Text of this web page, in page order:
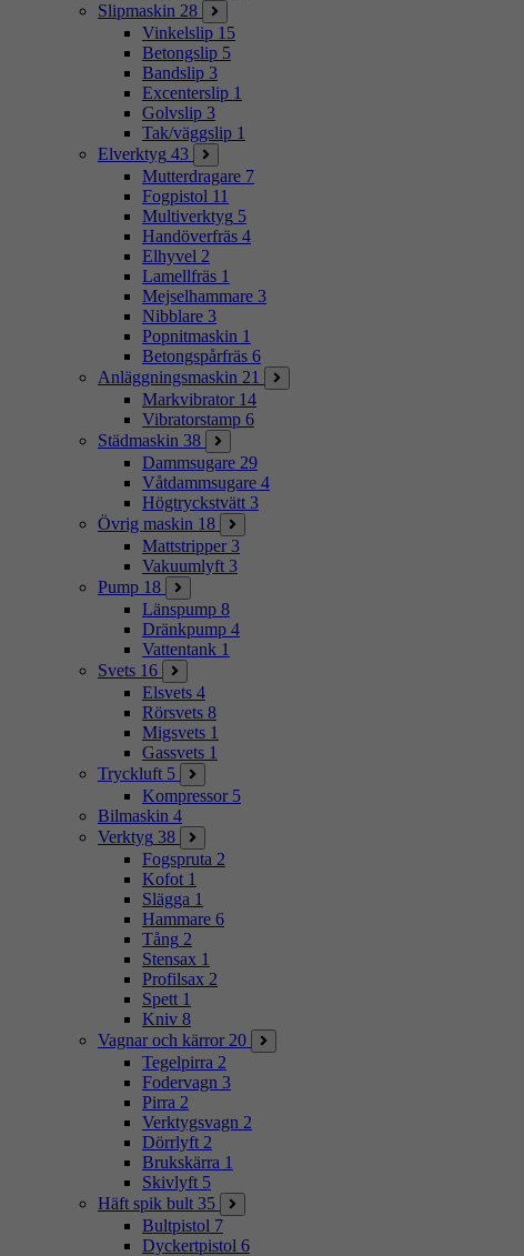
Slipmaskin 28
Vinkelslip 15
Betongslip 5
Bandslip 3
Excenterslip 1
Golvslip 3
Tak/väggslip 1
Elverktyg 43
Mutterdragare 7
Fogpistol 11
Multiverktyg 5
Handöverfräs 4
Elhyvel 2
Lamellfräs 1
Mejselhammare 3
Nibblare 3
Popnitmaskin 1
Betongspårfräs 6
Anläggningsmaskin 21
Markvibrator 14
Vibratorstamp 6
Städmaskin 38
Dammsugare 29
Våtdammsugare 4
Högtryckstvätt 3
Övrig maskin 18
Mattstripper 3
Vakuumlyft 3
Pump 18
Länspump 8
Dränkpump 4
Vattentank 1
Svets 16
Elsvets 4
Rörsvets 8
Migsvets 1
Gassvets 1
Tryckluft 5
Kompressor 5
Bilmaskin 4
Verktyg 38
Fogspruta 2
Kofot 1
Slägga 1
Hammare 6
Tång 2
Stensax 1
Profilsax 2
Spett 1
Kniv 8
Vagnar och kärror 20
Tegelpirra 2
Fodervagn 3
Pirra 2
Verktygsvagn 2
Dörrlyft 2
Brukskärra 1
Skivlyft 5
Häft spik bult 35
Bultpistol 7
Dyckertpistol 6